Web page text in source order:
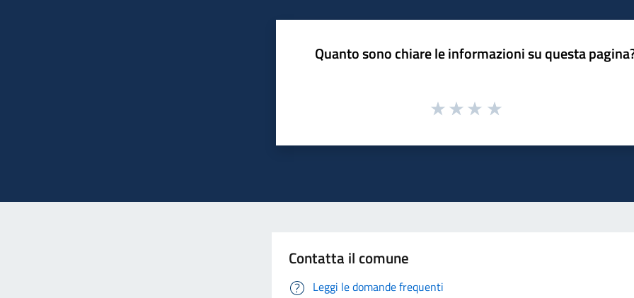
Quanto sono chiare le informazioni su questa
Contatta il comune
Leggi le domande frequenti